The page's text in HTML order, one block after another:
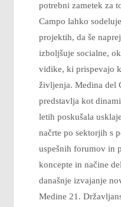
potrebni zametek za
Campo lahko
projektih, da še
izboljšuje socialne,
vidike, ki prispevajo
življenja. Medina del
predstavlja kot
letih poskušala
načrte po sektorjih s
uspešnih forumov in
koncepte in načine
današnje izvajanje
Medine 21.